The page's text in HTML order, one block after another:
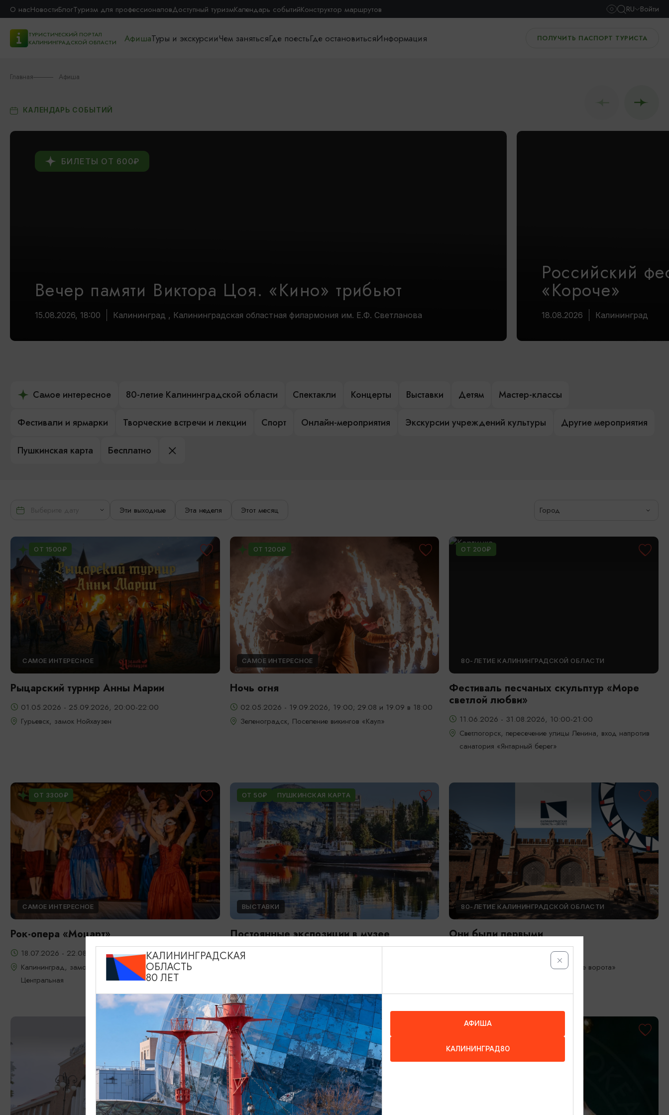
О насНовостиБлогТуризм для профессионаловДоступный туризмКалендарь событийКонструктор маршрутов RU Войти
ТУРИСТИЧЕСКИЙ ПОРТАЛ
КАЛИНИНГРАДСКОЙ ОБЛАСТИ
АфишаТуры и экскурсииЧем занятьсяГде поестьГде остановитьсяИнформация ПОЛУЧИТЬ ПАСПОРТ ТУРИСТА
Главная Афиша
КАЛЕНДАРЬ СОБЫТИЙ
Вечер памяти Виктора Цоя. «Кино» трибьют
15.08.2026, 18:00 Калининград , Калининградская областная филармония им. Е.Ф. Светланова
БИЛЕТЫ ОТ 600₽
Российский
«Короче»
18.08.2026 Калининград
Самое интересное 80-летие Калининградской области Спектакли Концерты Выставки Детям Мастер-классы
Фестивали и ярмарки Творческие встречи и лекции Спорт Онлайн-мероприятия Экскурсии учреждений культуры Другие мероприятия
Пушкинская карта Бесплатно
Эти выходные Эта неделя Этот месяц Город
ОТ 1500₽
САМОЕ ИНТЕРЕСНОЕ
Рыцарский турнир Анны Марии
01.05.2026 - 25.09.2026, 20:00-22:00
Гурьевск, замок Нойхаузен
ОТ 1200₽
САМОЕ ИНТЕРЕСНОЕ
Ночь огня
02.05.2026 - 19.09.2026, 19:00; 29.08 и 19.09 в 18:00
Зеленоградск, Поселение викингов «Кауп»
ОТ 200₽
80-ЛЕТИЕ КАЛИНИНГРАДСКОЙ ОБЛАСТИ
Фестиваль песчаных скульптур «Море
светлой любви»
11.06.2026 - 31.08.2026, 10:00-21:00
Светлогорск, пересечение улицы Ленина, вход напротив
санатория «Янтарный берег»
ОТ 3300₽
САМОЕ ИНТЕРЕСНОЕ
Рок-опера «Моцарт»
18.07.2026 - 22.08.2026, 18:00, 7.08 и 22.08 в 17:00
Калининград, замок Шаакен, пос. Некрасово, ул.
Центральная
ОТ 50₽ ПУШКИНСКАЯ КАРТА
ВЫСТАВКИ
Постоянные экспозиции в музее
Мирового океана
80-ЛЕТИЕ КАЛИНИНГРАДСКОЙ ОБЛАСТИ
Они были первыми
Калининград, Музей «Фридландские ворота»
КАЛИНИНГРАДСКАЯ
ОБЛАСТЬ
80 ЛЕТ
АФИША
КАЛИНИНГРАД80